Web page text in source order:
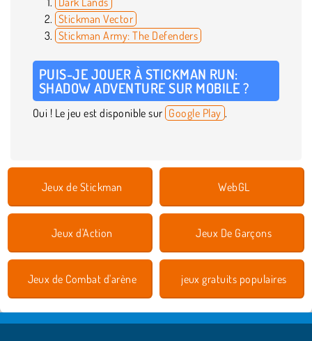
Stickman Vector
Stickman Army: The Defenders
PUIS-JE JOUER À STICKMAN RUN:
SHADOW ADVENTURE SUR MOBILE ?
Oui ! Le jeu est disponible sur Google Play .
Jeux de Stickman WebGL
Jeux d'Action Jeux De Garçons
Jeux de Combat d'arène jeux gratuits populaires